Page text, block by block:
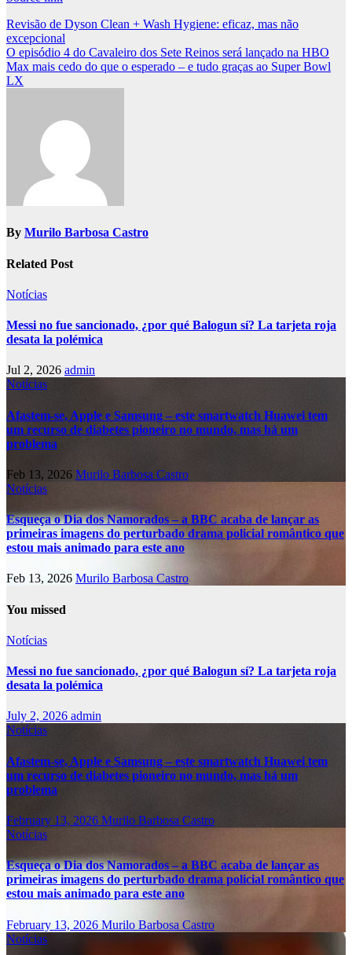
Post
navigation
Revisão de Dyson Clean + Wash Hygiene: eficaz, mas não
excepcional
O episódio 4 do Cavaleiro dos Sete Reinos será lançado na HBO
Max mais cedo do que o esperado – e tudo graças ao Super Bowl
LX
By Murilo Barbosa Castro
Related Post
Notícias
Messi no fue sancionado, ¿por qué Balogun sí? La tarjeta roja
desata la polémica
Jul 2, 2026 admin
Notícias
Afastem-se, Apple e Samsung – este smartwatch Huawei tem
um recurso de diabetes pioneiro no mundo, mas há um
problema
Feb 13, 2026 Murilo Barbosa Castro
Notícias
Esqueça o Dia dos Namorados – a BBC acaba de lançar as
primeiras imagens do perturbado drama policial romântico que
estou mais animado para este ano
Feb 13, 2026 Murilo Barbosa Castro
You missed
Notícias
Messi no fue sancionado, ¿por qué Balogun sí? La tarjeta roja
desata la polémica
July 2, 2026 admin
Notícias
Afastem-se, Apple e Samsung – este smartwatch Huawei tem
um recurso de diabetes pioneiro no mundo, mas há um
problema
February 13, 2026 Murilo Barbosa Castro
Notícias
Esqueça o Dia dos Namorados – a BBC acaba de lançar as
primeiras imagens do perturbado drama policial romântico que
estou mais animado para este ano
February 13, 2026 Murilo Barbosa Castro
Notícias